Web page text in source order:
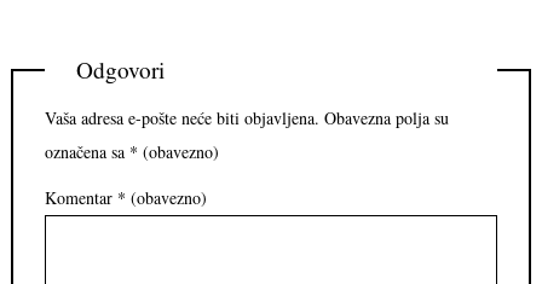
Odgovori
Vaša adresa e-pošte neće biti objavljena. Obavezna polja su
označena sa * (obavezno)
Komentar * (obavezno)